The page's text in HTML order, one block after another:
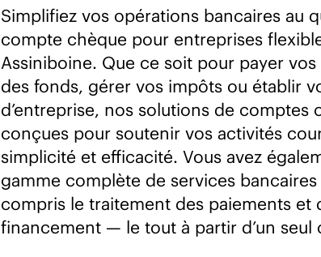
Simplifiez vos opérations bancaires au
compte chèque pour entreprises
Assiniboine. Que ce soit pour payer
des fonds, gérer vos impôts ou établir
d’entreprise, nos solutions de comptes
conçues pour soutenir vos activités
simplicité et efficacité. Vous avez
gamme complète de services
compris le traitement des paiements et
financement — le tout à partir d’un seul